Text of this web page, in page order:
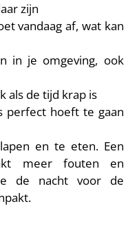
zijn
vandaag af, wat kan
in je omgeving, ook
als de tijd krap is
perfect hoeft te gaan
en te eten. Een
meer fouten en
de nacht voor de